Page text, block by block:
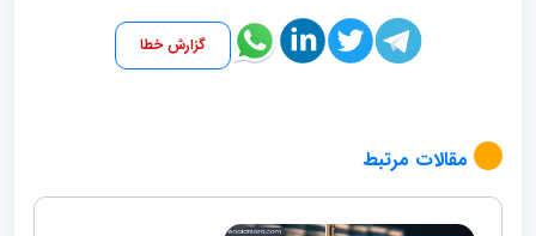
گزارش خطا
مقالات مرتبط